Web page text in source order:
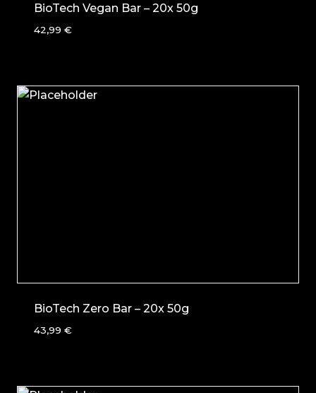
BioTech Vegan Bar – 20x 50g
42,99 €
BioTech Zero Bar – 20x 50g
43,99 €